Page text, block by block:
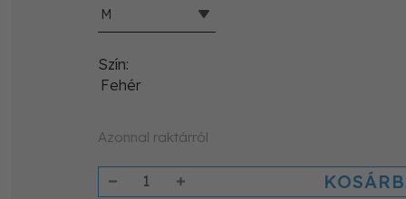
M
Szín
Fehér
Azonnal raktárról